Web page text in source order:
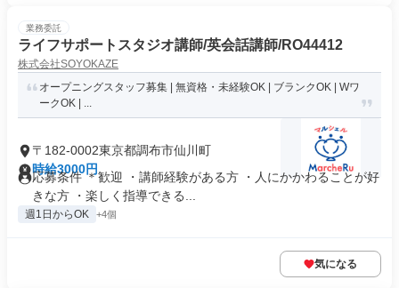
業務委託
ライフサポートスタジオ講師/英会話講師/RO44412
株式会社SOYOKAZE
オープニングスタッフ募集 | 無資格・未経験OK | ブランクOK | Wワ
ークOK | ...
〒182-0002東京都調布市仙川町
時給3000円
応募条件 ＊歓迎 ・講師経験がある方 ・人にかかわることが好
きな方 ・楽しく指導できる...
週1日からOK +4個
気になる